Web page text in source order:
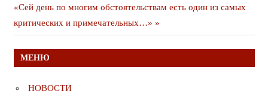
записям
Следующая
публикация
«Сей день по многим обстоятельствам есть один из самых
критических и примечательных…»
МЕНЮ
НОВОСТИ